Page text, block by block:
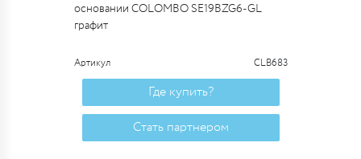
основании COLOMBO SE19BZG6-GL
графит
Артикул CLB683
Где купить?
Стать партнером